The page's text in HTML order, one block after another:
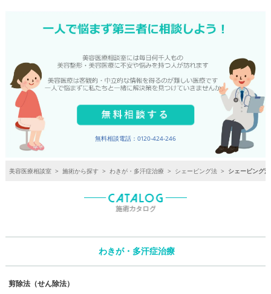
無料相談電話：0120-424-246
美容医療相談室 > 施術から探す > わきが・多汗症治療 > シェービング法 > シェービング
わきが・多汗症治療
剪除法（せん除法）